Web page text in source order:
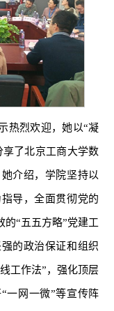
热烈欢迎，她以“凝
了北京工商大学数
介绍，学院坚持以
导，全面贯彻党的
“五五方略”党建工
的政治保证和组织
工作法”，强化顶层
一网一微”等宣传阵